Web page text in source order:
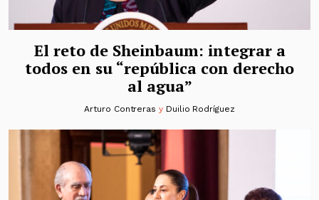
El reto de Sheinbaum: integrar a
todos en su “república con derecho
al agua”
Arturo Contreras y Duilio Rodríguez